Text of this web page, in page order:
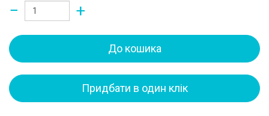
− +
До кошика
Придбати в один клік